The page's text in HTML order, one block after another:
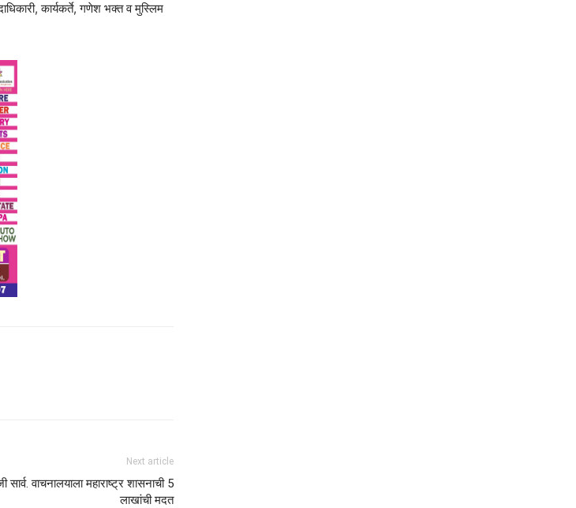
कार्यकर्ते, गणेश भक्त व मुस्लिम
Next article
सार्व. वाचनालयाला महाराष्ट्र शासनाची 5
लाखांची मदत